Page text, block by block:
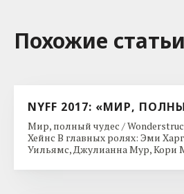
Похожие
NYFF 2017: «МИР,
Мир, полный чудес /
Хейнс В главных ролях: Эми
Уильямс, Джулианна Мур, Кори